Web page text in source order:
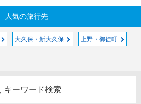
人気の旅行先
大久保・新大久保 上野・御徒町
キーワード検索